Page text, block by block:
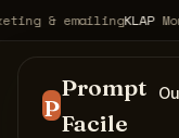
& emailingKLAP
P
Prompt
Facile